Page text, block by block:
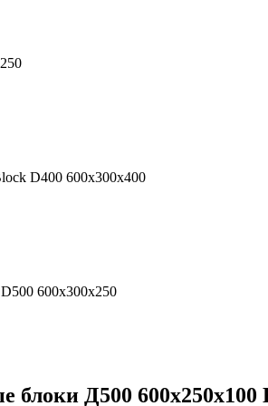
D400 600x300x400
600x300x250
блоки Д500 600х250х100